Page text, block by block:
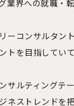
業界への就職・
ーコンサルタン
トを目指してい
サルティングテ
ネストレンドを